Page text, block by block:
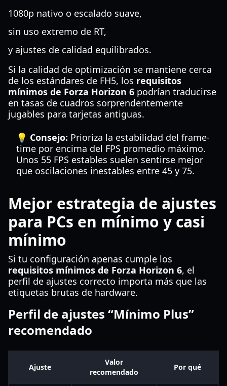
1080p nativo o escalado suave,
sin uso extremo de RT,
y ajustes de calidad equilibrados.
Si la calidad de optimización se mantiene cerca
de los estándares de FH5, los requisitos
mínimos de Forza Horizon 6 podrían traducirse
en tasas de cuadros sorprendentemente
jugables para tarjetas antiguas.
💡 Consejo: Prioriza la estabilidad del frame-
time por encima del FPS promedio máximo.
Unos 55 FPS estables suelen sentirse mejor
que oscilaciones inestables entre 45 y 75.
Mejor estrategia de ajustes
para PCs en mínimo y casi
mínimo
Si tu configuración apenas cumple los
requisitos mínimos de Forza Horizon 6, el
perfil de ajustes correcto importa más que las
etiquetas brutas de hardware.
Perfil de ajustes “Mínimo Plus”
recomendado
Ajuste
Valor
recomendado
Por qué